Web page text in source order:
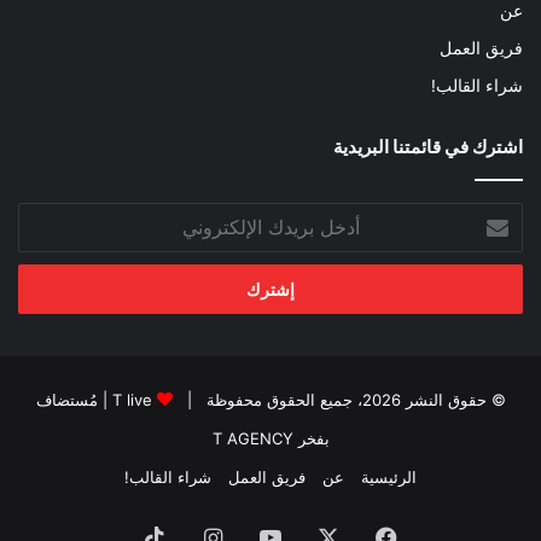
عن
فريق العمل
شراء القالب!
اشترك في قائمتنا البريدية
بريدك
الإلكتروني
© حقوق النشر 2026، جميع الحقوق محفوظة | T live | مُستضاف
بفخر T AGENCY
الرئيسية
عن فريق العمل شراء القالب!
فيسبوك ‫YouTubeانستقرام